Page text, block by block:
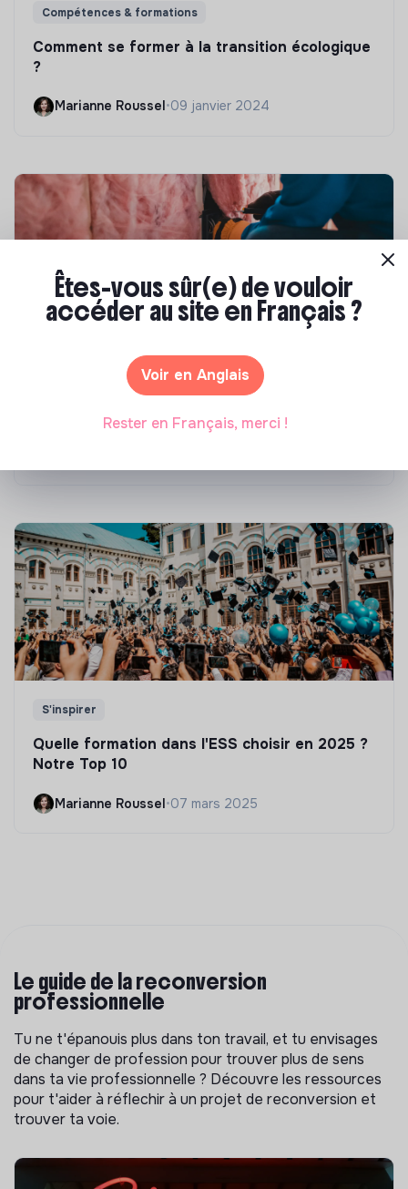
Compétences & formations
Comment se former à la transition écologique
?
Marianne Roussel •09 janvier 2024
Compétences & formations
Top 8 des formations en rénovation
énergétique des bâtiments
S'inspirer
Quelle formation dans l'ESS choisir en 2025 ?
Notre Top 10
Marianne Roussel•07 mars 2025
Le guide de la reconversion
professionnelle
Tu ne t'épanouis plus dans ton travail, et tu envisages
de changer de profession pour trouver plus de sens
dans ta vie professionnelle ? Découvre les ressources
pour t'aider à réflechir à un projet de reconversion et
trouver ta voie.
Êtes-vous sûr(e) de vouloir
accéder au site en Français ?
Voir en Anglais
Rester en Français, merci !